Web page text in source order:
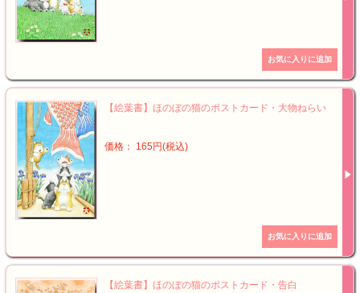
【絵葉書】ほのぼの猫のポストカード・大物ねらい
価格： 165円(税込)
【絵葉書】ほのぼの猫のポストカード・告白